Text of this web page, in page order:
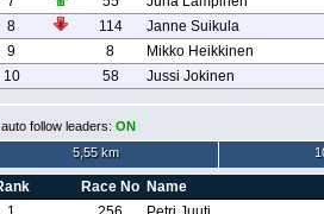
8
114
Janne Suikula
9
8
Mikko Heikkinen
10
58 Jussi Jokinen
auto follow leaders: ON
5,55 km
Race No Name